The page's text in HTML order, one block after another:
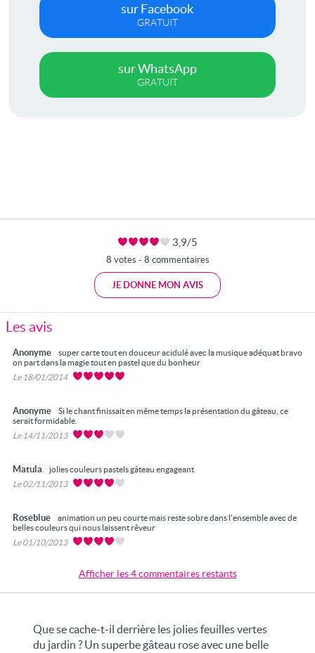
sur Facebook
GRATUIT
sur WhatsApp
GRATUIT
3,9/5
8 votes - 8 commentaires
JE DONNE MON AVIS
Les avis
Anonyme
super carte tout en douceur acidulé avec la musique adéquat bravo
on part dans la magie tout en pastel que du bonheur
Le 18/01/2014
Anonyme
Si le chant finissait en même temps la présentation du gâteau, ce
serait formidable.
Le 14/11/2013
Matula
jolies couleurs pastels gâteau engageant
Le 02/11/2013
Roseblue
animation un peu courte mais reste sobre dans l'ensemble avec de
belles couleurs qui nous laissent rêveur
Le 01/10/2013
Afficher les 4 commentaires restants
Que se cache-t-il derrière les jolies feuilles vertes
du jardin ? Un superbe gâteau rose avec une belle